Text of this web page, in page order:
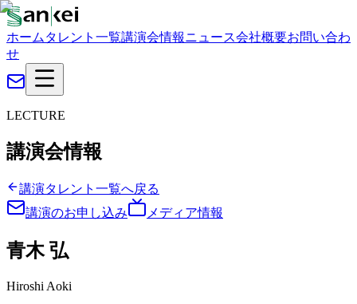
ホーム タレント一覧講演会情報ニュース会社概要お問い合わ
せ
LECTURE
講演会情報
講演タレント一覧へ戻る
講演のお申し込み
メディア情報
青木 弘
Hiroshi Aoki